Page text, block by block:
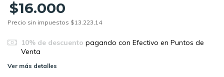
$16.000
Precio sin impuestos $13.223,14
10% de descuento pagando con Efectivo en Puntos de
Venta
Ver más detalles